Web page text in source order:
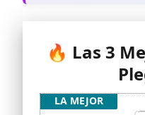
🔥 Las 3
LA MEJOR